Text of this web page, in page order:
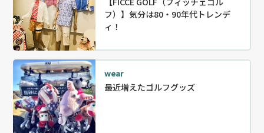
フ）】気分は80・90年代トレンデ
ィ！
wear
最近増えたゴルフグッズ